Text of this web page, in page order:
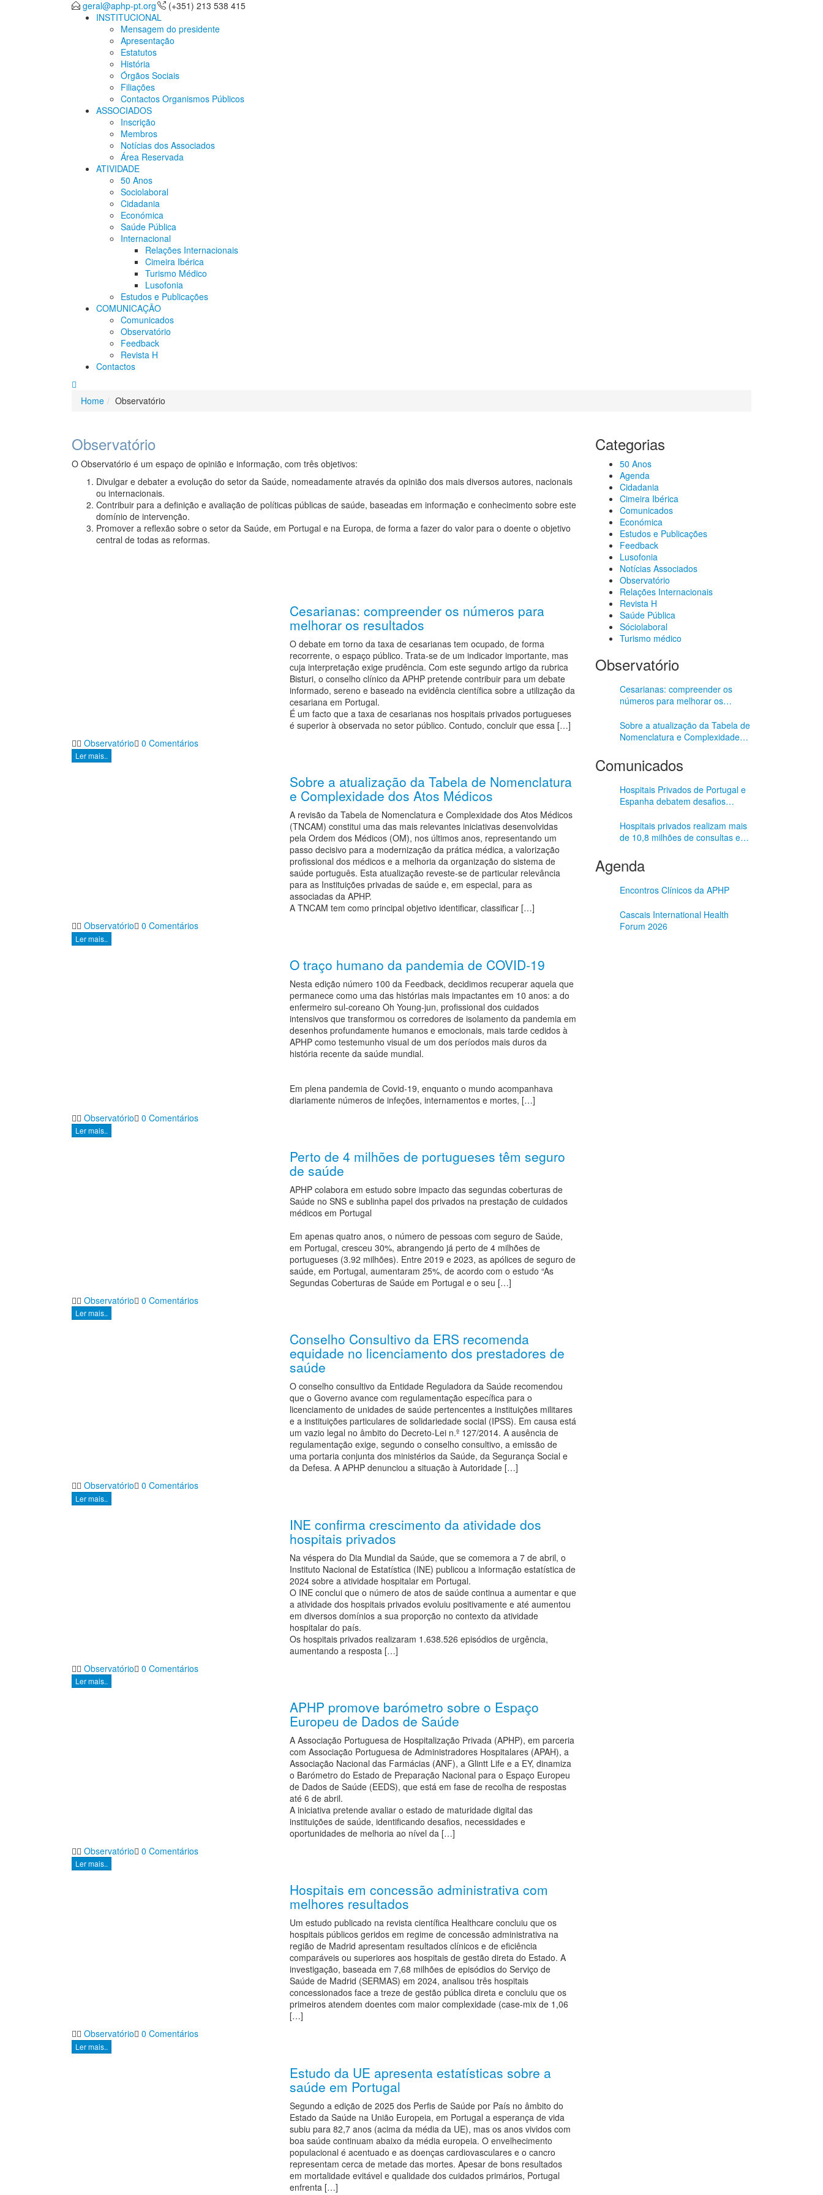
geral@aphp-pt.org
(+351) 213 538 415
INSTITUCIONAL
Mensagem do presidente
Apresentação
Estatutos
História
Órgãos Sociais
Filiações
Contactos Organismos Públicos
ASSOCIADOS
Inscrição
Membros
Notícias dos Associados
Área Reservada
ATIVIDADE
50 Anos
Sociolaboral
Cidadania
Económica
Saúde Pública
Internacional
Relações Internacionais
Cimeira Ibérica
Turismo Médico
Lusofonia
Estudos e Publicações
COMUNICAÇÃO
Comunicados
Observatório
Feedback
Revista H
Contactos
Home Observatório
Observatório
O Observatório é um espaço de opinião e informação, com três objetivos:
Divulgar e debater a evolução do setor da Saúde, nomeadamente através da opinião dos mais diversos autores, nacionais
ou internacionais.
Contribuir para a definição e avaliação de políticas públicas de saúde, baseadas em informação e conhecimento sobre este
domínio de intervenção.
Promover a reflexão sobre o setor da Saúde, em Portugal e na Europa, de forma a fazer do valor para o doente o objetivo
central de todas as reformas.
Cesarianas: compreender os números para
melhorar os resultados
O debate em torno da taxa de cesarianas tem ocupado, de forma
recorrente, o espaço público. Trata-se de um indicador importante, mas
cuja interpretação exige prudência. Com este segundo artigo da rubrica
Bisturi, o conselho clínico da APHP pretende contribuir para um debate
informado, sereno e baseado na evidência científica sobre a utilização da
cesariana em Portugal.
É um facto que a taxa de cesarianas nos hospitais privados portugueses
é superior à observada no setor público. Contudo, concluir que essa […]
Observatório
0 Comentários
Ler mais..
Sobre a atualização da Tabela de Nomenclatura
e Complexidade dos Atos Médicos
A revisão da Tabela de Nomenclatura e Complexidade dos Atos Médicos
(TNCAM) constitui uma das mais relevantes iniciativas desenvolvidas
pela Ordem dos Médicos (OM), nos últimos anos, representando um
passo decisivo para a modernização da prática médica, a valorização
profissional dos médicos e a melhoria da organização do sistema de
saúde português. Esta atualização reveste-se de particular relevância
para as Instituições privadas de saúde e, em especial, para as
associadas da APHP.
A TNCAM tem como principal objetivo identificar, classificar […]
Observatório
0 Comentários
Ler mais..
O traço humano da pandemia de COVID-19
Nesta edição número 100 da Feedback, decidimos recuperar aquela que
permanece como uma das histórias mais impactantes em 10 anos: a do
enfermeiro sul-coreano Oh Young-jun, profissional dos cuidados
intensivos que transformou os corredores de isolamento da pandemia em
desenhos profundamente humanos e emocionais, mais tarde cedidos à
APHP como testemunho visual de um dos períodos mais duros da
história recente da saúde mundial.
Em plena pandemia de Covid-19, enquanto o mundo acompanhava
diariamente números de infeções, internamentos e mortes, […]
Observatório
0 Comentários
Ler mais..
Perto de 4 milhões de portugueses têm seguro
de saúde
APHP colabora em estudo sobre impacto das segundas coberturas de
Saúde no SNS e sublinha papel dos privados na prestação de cuidados
médicos em Portugal
Em apenas quatro anos, o número de pessoas com seguro de Saúde,
em Portugal, cresceu 30%, abrangendo já perto de 4 milhões de
portugueses (3.92 milhões). Entre 2019 e 2023, as apólices de seguro de
saúde, em Portugal, aumentaram 25%, de acordo com o estudo “As
Segundas Coberturas de Saúde em Portugal e o seu […]
Observatório
0 Comentários
Ler mais..
Conselho Consultivo da ERS recomenda
equidade no licenciamento dos prestadores de
saúde
O conselho consultivo da Entidade Reguladora da Saúde recomendou
que o Governo avance com regulamentação específica para o
licenciamento de unidades de saúde pertencentes a instituições militares
e a instituições particulares de solidariedade social (IPSS). Em causa está
um vazio legal no âmbito do Decreto-Lei n.º 127/2014. A ausência de
regulamentação exige, segundo o conselho consultivo, a emissão de
uma portaria conjunta dos ministérios da Saúde, da Segurança Social e
da Defesa. A APHP denunciou a situação à Autoridade […]
Observatório
0 Comentários
Ler mais..
INE confirma crescimento da atividade dos
hospitais privados
Na véspera do Dia Mundial da Saúde, que se comemora a 7 de abril, o
Instituto Nacional de Estatística (INE) publicou a informação estatística de
2024 sobre a atividade hospitalar em Portugal.
O INE conclui que o número de atos de saúde continua a aumentar e que
a atividade dos hospitais privados evoluiu positivamente e até aumentou
em diversos domínios a sua proporção no contexto da atividade
hospitalar do país.
Os hospitais privados realizaram 1.638.526 episódios de urgência,
aumentando a resposta […]
Observatório
0 Comentários
Ler mais..
APHP promove barómetro sobre o Espaço
Europeu de Dados de Saúde
A Associação Portuguesa de Hospitalização Privada (APHP), em parceria
com Associação Portuguesa de Administradores Hospitalares (APAH), a
Associação Nacional das Farmácias (ANF), a Glintt Life e a EY, dinamiza
o Barómetro do Estado de Preparação Nacional para o Espaço Europeu
de Dados de Saúde (EEDS), que está em fase de recolha de respostas
até 6 de abril.
A iniciativa pretende avaliar o estado de maturidade digital das
instituições de saúde, identificando desafios, necessidades e
oportunidades de melhoria ao nível da […]
Observatório
0 Comentários
Ler mais..
Hospitais em concessão administrativa com
melhores resultados
Um estudo publicado na revista científica Healthcare concluiu que os
hospitais públicos geridos em regime de concessão administrativa na
região de Madrid apresentam resultados clínicos e de eficiência
comparáveis ou superiores aos hospitais de gestão direta do Estado. A
investigação, baseada em 7,68 milhões de episódios do Serviço de
Saúde de Madrid (SERMAS) em 2024, analisou três hospitais
concessionados face a treze de gestão pública direta e concluiu que os
primeiros atendem doentes com maior complexidade (case-mix de 1,06
[…]
Observatório
0 Comentários
Ler mais..
Estudo da UE apresenta estatísticas sobre a
saúde em Portugal
Segundo a edição de 2025 dos Perfis de Saúde por País no âmbito do
Estado da Saúde na União Europeia, em Portugal a esperança de vida
subiu para 82,7 anos (acima da média da UE), mas os anos vividos com
boa saúde continuam abaixo da média europeia. O envelhecimento
populacional é acentuado e as doenças cardiovasculares e o cancro
representam cerca de metade das mortes. Apesar de bons resultados
em mortalidade evitável e qualidade dos cuidados primários, Portugal
enfrenta […]
Categorias
50 Anos
Agenda
Cidadania
Cimeira Ibérica
Comunicados
Económica
Estudos e Publicações
Feedback
Lusofonia
Notícias Associados
Observatório
Relações Internacionais
Revista H
Saúde Pública
Sóciolaboral
Turismo médico
Observatório
Cesarianas: compreender os
números para melhorar os
Sobre a atualização da Tabela de
Nomenclatura e Complexidade
Comunicados
Hospitais Privados de Portugal e
Espanha debatem desafios
Hospitais privados realizam mais
de 10,8 milhões de consultas em
Agenda
Encontros Clínicos da APHP
Cascais International Health
Forum 2026